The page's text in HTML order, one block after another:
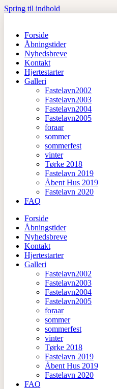
Spring til indhold
Forside
Åbningstider
Nyhedsbreve
Kontakt
Hjertestarter
Galleri
Fastelavn2002
Fastelavn2003
Fastelavn2004
Fastelavn2005
foraar
sommer
sommerfest
vinter
Tørke 2018
Fastelavn 2019
Åbent Hus 2019
Fastelavn 2020
FAQ
Forside
Åbningstider
Nyhedsbreve
Kontakt
Hjertestarter
Galleri
Fastelavn2002
Fastelavn2003
Fastelavn2004
Fastelavn2005
foraar
sommer
sommerfest
vinter
Tørke 2018
Fastelavn 2019
Åbent Hus 2019
Fastelavn 2020
FAQ